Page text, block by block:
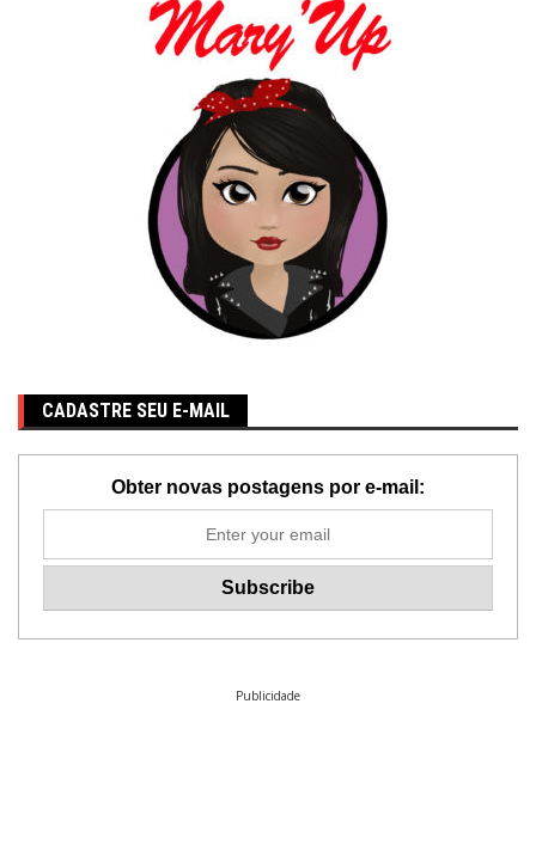
CADASTRE SEU E-MAIL
Obter novas postagens por e-mail:
Publicidade